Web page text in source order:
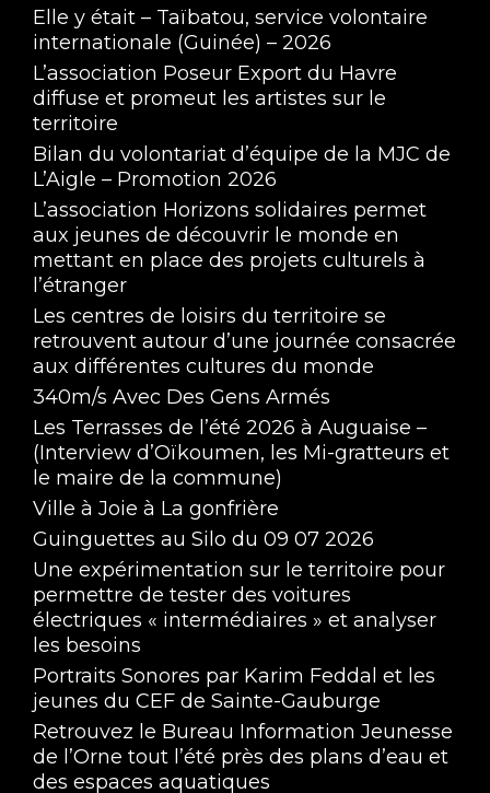
Elle y était – Taïbatou, service volontaire
internationale (Guinée) – 2026
L’association Poseur Export du Havre
diffuse et promeut les artistes sur le
territoire
Bilan du volontariat d’équipe de la MJC de
L’Aigle – Promotion 2026
L’association Horizons solidaires permet
aux jeunes de découvrir le monde en
mettant en place des projets culturels à
l’étranger
Les centres de loisirs du territoire se
retrouvent autour d’une journée consacrée
aux différentes cultures du monde
340m/s Avec Des Gens Armés
Les Terrasses de l’été 2026 à Auguaise –
(Interview d’Oïkoumen, les Mi-gratteurs et
le maire de la commune)
Ville à Joie à La gonfrière
Guinguettes au Silo du 09 07 2026
Une expérimentation sur le territoire pour
permettre de tester des voitures
électriques « intermédiaires » et analyser
les besoins
Portraits Sonores par Karim Feddal et les
jeunes du CEF de Sainte-Gauburge
Retrouvez le Bureau Information Jeunesse
de l’Orne tout l’été près des plans d’eau et
des espaces aquatiques